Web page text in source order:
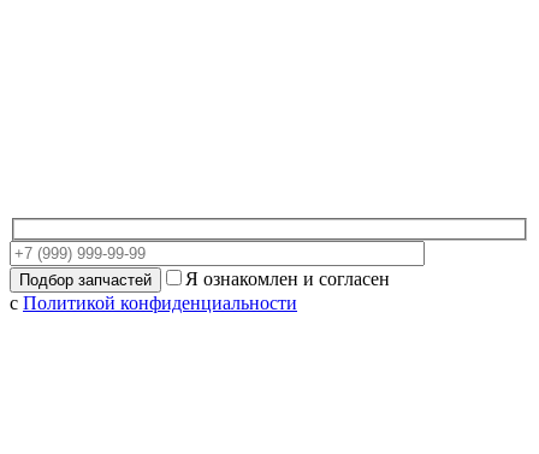
Я ознакомлен и согласен
с Политикой конфиденциальности